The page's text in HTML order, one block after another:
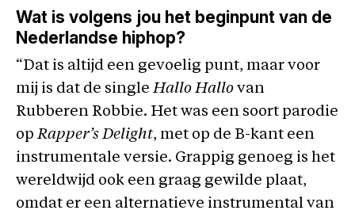
Wat is volgens jou het beginpunt van de
Nederlandse hiphop?
“Dat is altijd een gevoelig punt, maar voor
mij is dat de singleHallo Hallo van
Rubberen Robbie. Het was een soort parodie
opRapper’s Delight, met op de B-kant een
instrumentale versie. Grappig genoeg is het
wereldwijd ook een graag gewilde plaat,
omdat er een alternatieve instrumental van